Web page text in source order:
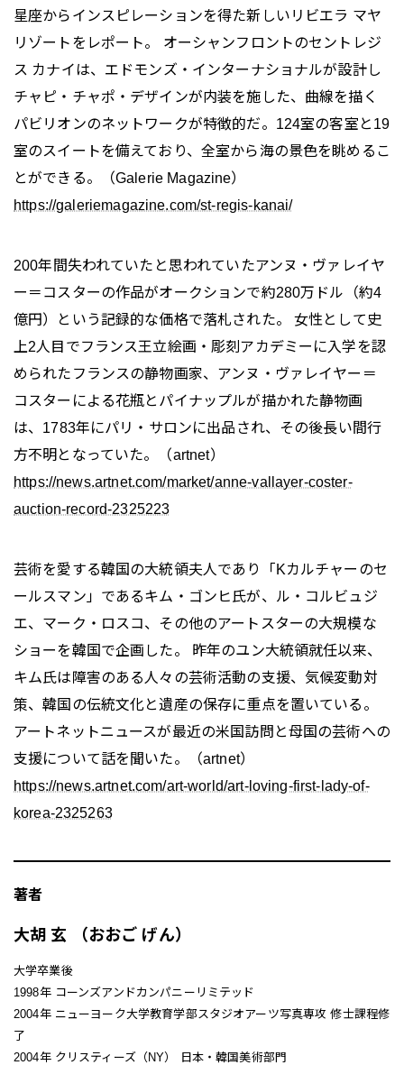
星座からインスピレーションを得た新しいリビエラ マヤ
リゾートをレポート。 オーシャンフロントのセントレジ
ス カナイは、エドモンズ・インターナショナルが設計し
チャピ・チャポ・デザインが内装を施した、曲線を描く
パビリオンのネットワークが特徴的だ。124室の客室と19
室のスイートを備えており、全室から海の景色を眺めるこ
とができる。（Galerie Magazine）
https://galeriemagazine.com/st-regis-kanai/
200年間失われていたと思われていたアンヌ・ヴァレイヤ
ー＝コスターの作品がオークションで約280万ドル（約4
億円）という記録的な価格で落札された。 女性として史
上2人目でフランス王立絵画・彫刻アカデミーに入学を認
められたフランスの静物画家、アンヌ・ヴァレイヤー＝
コスターによる花瓶とパイナップルが描かれた静物画
は、1783年にパリ・サロンに出品され、その後長い間行
方不明となっていた。（artnet）
https://news.artnet.com/market/anne-vallayer-coster-
auction-record-2325223
芸術を愛する韓国の大統領夫人であり「Kカルチャーのセ
ールスマン」であるキム・ゴンヒ氏が、ル・コルビュジ
エ、マーク・ロスコ、その他のアートスターの大規模な
ショーを韓国で企画した。 昨年のユン大統領就任以来、
キム氏は障害のある人々の芸術活動の支援、気候変動対
策、韓国の伝統文化と遺産の保存に重点を置いている。
アートネットニュースが最近の米国訪問と母国の芸術への
支援について話を聞いた。（artnet）
https://news.artnet.com/art-world/art-loving-first-lady-of-
korea-2325263
著者
大胡 玄 （おおご げん）
大学卒業後
1998年 コーンズアンドカンパニーリミテッド
2004年 ニューヨーク大学教育学部スタジオアーツ写真専攻 修士課程修
了
2004年 クリスティーズ（NY） 日本・韓国美術部門